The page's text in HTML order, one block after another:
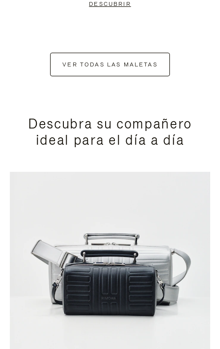
DESCUBRIR
VER TODAS LAS MALETAS
Descubra su compañero
ideal para el día a día